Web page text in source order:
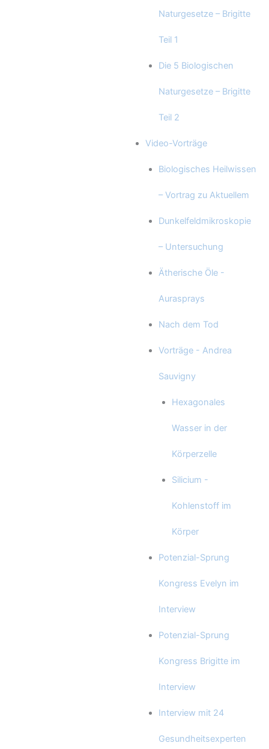
Naturgesetze – Brigitte
Teil 1
Die 5 Biologischen
Naturgesetze – Brigitte
Teil 2
Video-Vorträge
Biologisches Heilwissen
– Vortrag zu Aktuellem
Dunkelfeldmikroskopie
– Untersuchung
Ätherische Öle -
Aurasprays
Nach dem Tod
Vorträge - Andrea
Sauvigny
Hexagonales
Wasser in der
Körperzelle
Silicium -
Kohlenstoff im
Körper
Potenzial-Sprung
Kongress Evelyn im
Interview
Potenzial-Sprung
Kongress Brigitte im
Interview
Interview mit 24
Gesundheitsexperten